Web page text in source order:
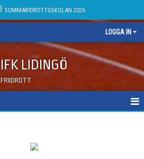
SOMMARIDROTTSSKOLAN 2026
LOGGA IN
IFK LIDINGÖ
FRIIDROTT